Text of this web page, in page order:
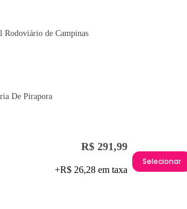
Rodoviário de Campinas
De Pirapora
R$ 291,99
+R$ 26,28 em taxa
Selecionar